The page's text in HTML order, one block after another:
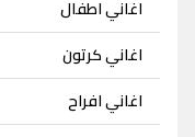
اغاني اطفال
اغاني كرتون
اغاني افراح